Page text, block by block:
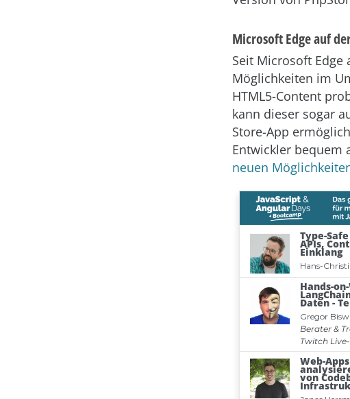
Microsoft Edge auf
Seit Microsoft Edge
Möglichkeiten im
HTML5-Content
kann dieser sogar
Store-App
Entwickler bequem
neuen